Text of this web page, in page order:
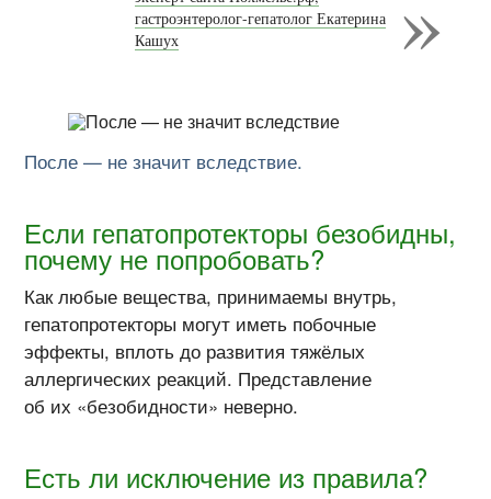
гастроэнтеролог-гепатолог Екатерина
Кашух
После — не значит вследствие.
Если гепатопротекторы безобидны,
почему не попробовать?
Как любые вещества, принимаемы внутрь,
гепатопротекторы могут иметь побочные
эффекты, вплоть до развития тяжёлых
аллергических реакций. Представление
об их «безобидности» неверно.
Есть ли исключение из правила?